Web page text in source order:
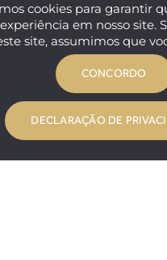
cookies para garantir
em nosso site.
site, assumimos que
CONCORDO
DECLARAÇÃO DE